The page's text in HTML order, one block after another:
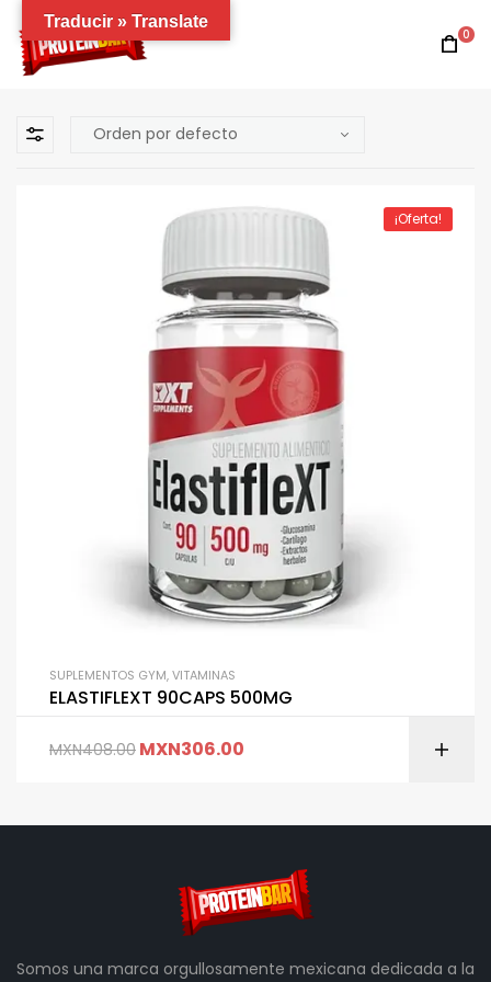
0
¡Oferta!
SUPLEMENTOS GYM,VITAMINAS
ELASTIFLEXT 90CAPS 500MG
MXN408.00 MXN306.00
Somos una marca orgullosamente mexicana dedicada a la
Traducir » Translate